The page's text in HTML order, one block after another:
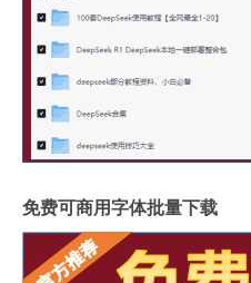
免费可商用字体批量下载